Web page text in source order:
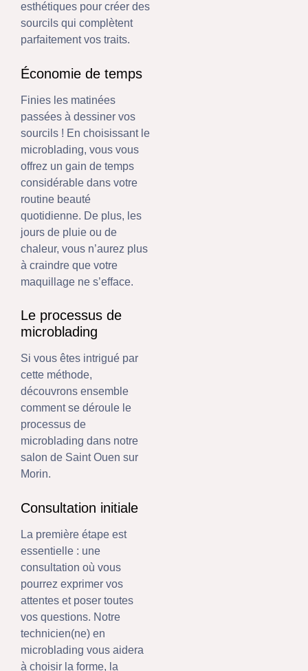
esthétiques pour créer des
sourcils qui complètent
parfaitement vos traits.
Économie de temps
Finies les matinées
passées à dessiner vos
sourcils ! En choisissant le
microblading, vous vous
offrez un gain de temps
considérable dans votre
routine beauté
quotidienne. De plus, les
jours de pluie ou de
chaleur, vous n’aurez plus
à craindre que votre
maquillage ne s’efface.
Le processus de
microblading
Si vous êtes intrigué par
cette méthode,
découvrons ensemble
comment se déroule le
processus de
microblading dans notre
salon de Saint Ouen sur
Morin.
Consultation initiale
La première étape est
essentielle : une
consultation où vous
pourrez exprimer vos
attentes et poser toutes
vos questions. Notre
technicien(ne) en
microblading vous aidera
à choisir la forme, la